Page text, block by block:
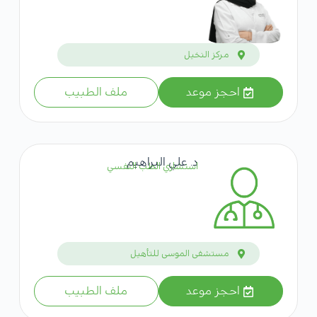
مركز النخيل
احجز موعد ملف الطبيب
د. علي البراهيم
استشاري الطب النفسي
مستشفى الموسى للتأهيل
احجز موعد ملف الطبيب